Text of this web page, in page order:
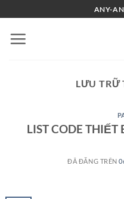
đến
nội
ANY-
LƯU
LIST CODE
ĐÃ ĐĂNG TRÊN